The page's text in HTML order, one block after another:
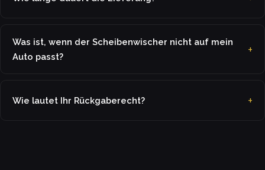
Was ist, wenn der Scheibenwischer nicht auf mein
Auto passt?
Wie lautet Ihr Rückgaberecht?